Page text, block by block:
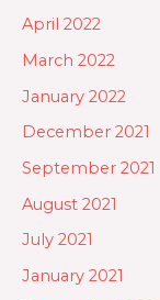
April 2022
March 2022
January 2022
December 2021
September 2021
August 2021
July 2021
January 2021